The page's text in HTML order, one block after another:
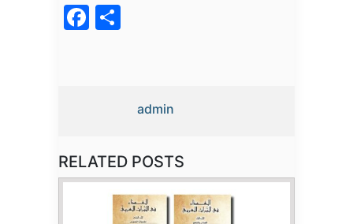
Facebook
admin
RELATED POSTS